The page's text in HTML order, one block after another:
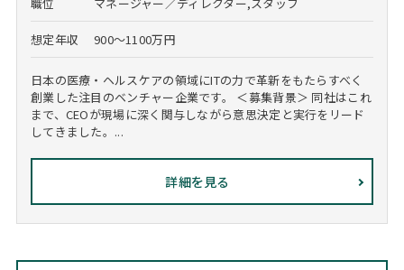
想定年収 900～1100万円
日本の医療・ヘルスケアの領域にITの力で革新をもたらすべく
創業した注目のベンチャー企業です。 ＜募集背景＞ 同社はこれ
まで、CEOが現場に深く関与しながら意思決定と実行をリード
してきました。...
詳細を見る